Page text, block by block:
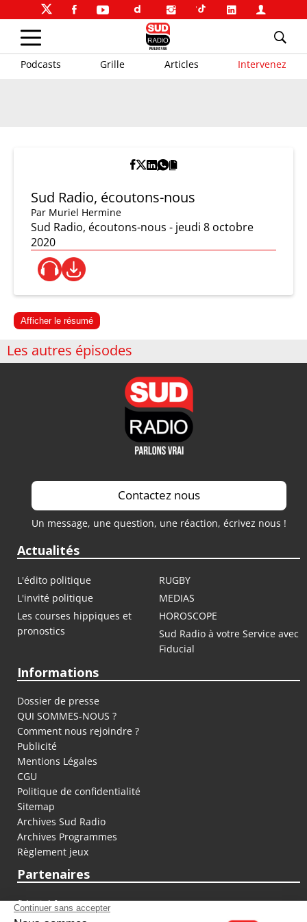
Podcasts Grille Articles Intervenez
Sud Radio, écoutons-nous
Par Muriel Hermine
Sud Radio, écoutons-nous - jeudi 8 octobre
2020
Afficher le résumé
Les autres épisodes
Contactez nous
Un message, une question, une réaction, écrivez nous !
Actualités
L'édito politique
RUGBY
L'invité politique
MEDIAS
Les courses hippiques et
pronostics
HOROSCOPE
Sud Radio à votre Service avec
Fiducial
Informations
Dossier de presse
QUI SOMMES-NOUS ?
Comment nous rejoindre ?
Publicité
Mentions Légales
CGU
Politique de confidentialité
Sitemap
Archives Sud Radio
Archives Programmes
Règlement jeux
Partenaires
fiducial.fr